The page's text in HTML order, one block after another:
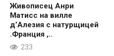
Живописец Анри
Матисс на вилле
д’Алезия с натурщицей
.Франция ,..
233